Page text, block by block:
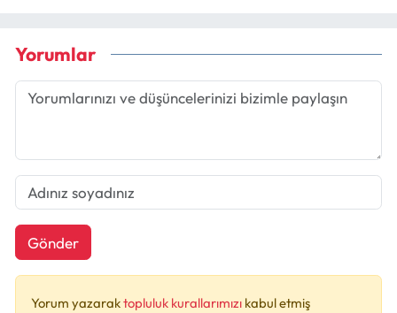
Yorumlar
Gönder
Yorum yazaraktopluluk kurallarımızı kabul etmiş